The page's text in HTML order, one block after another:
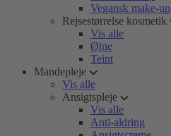
Vegansk make-up
Rejsestørrelse kosmetik
Vis alle
Øjne
Teint
Mandepleje
Vis alle
Ansigtspleje
Vis alle
Anti-aldring